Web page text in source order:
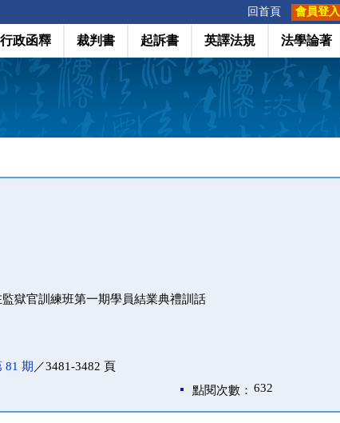
回首頁 會員登入
行政函釋 裁判書 起訴書 英譯法規 法學論著
獄官訓練班第一期學員結業典禮訓話
81 期 ／3481-3482 頁
點閱次數： 632